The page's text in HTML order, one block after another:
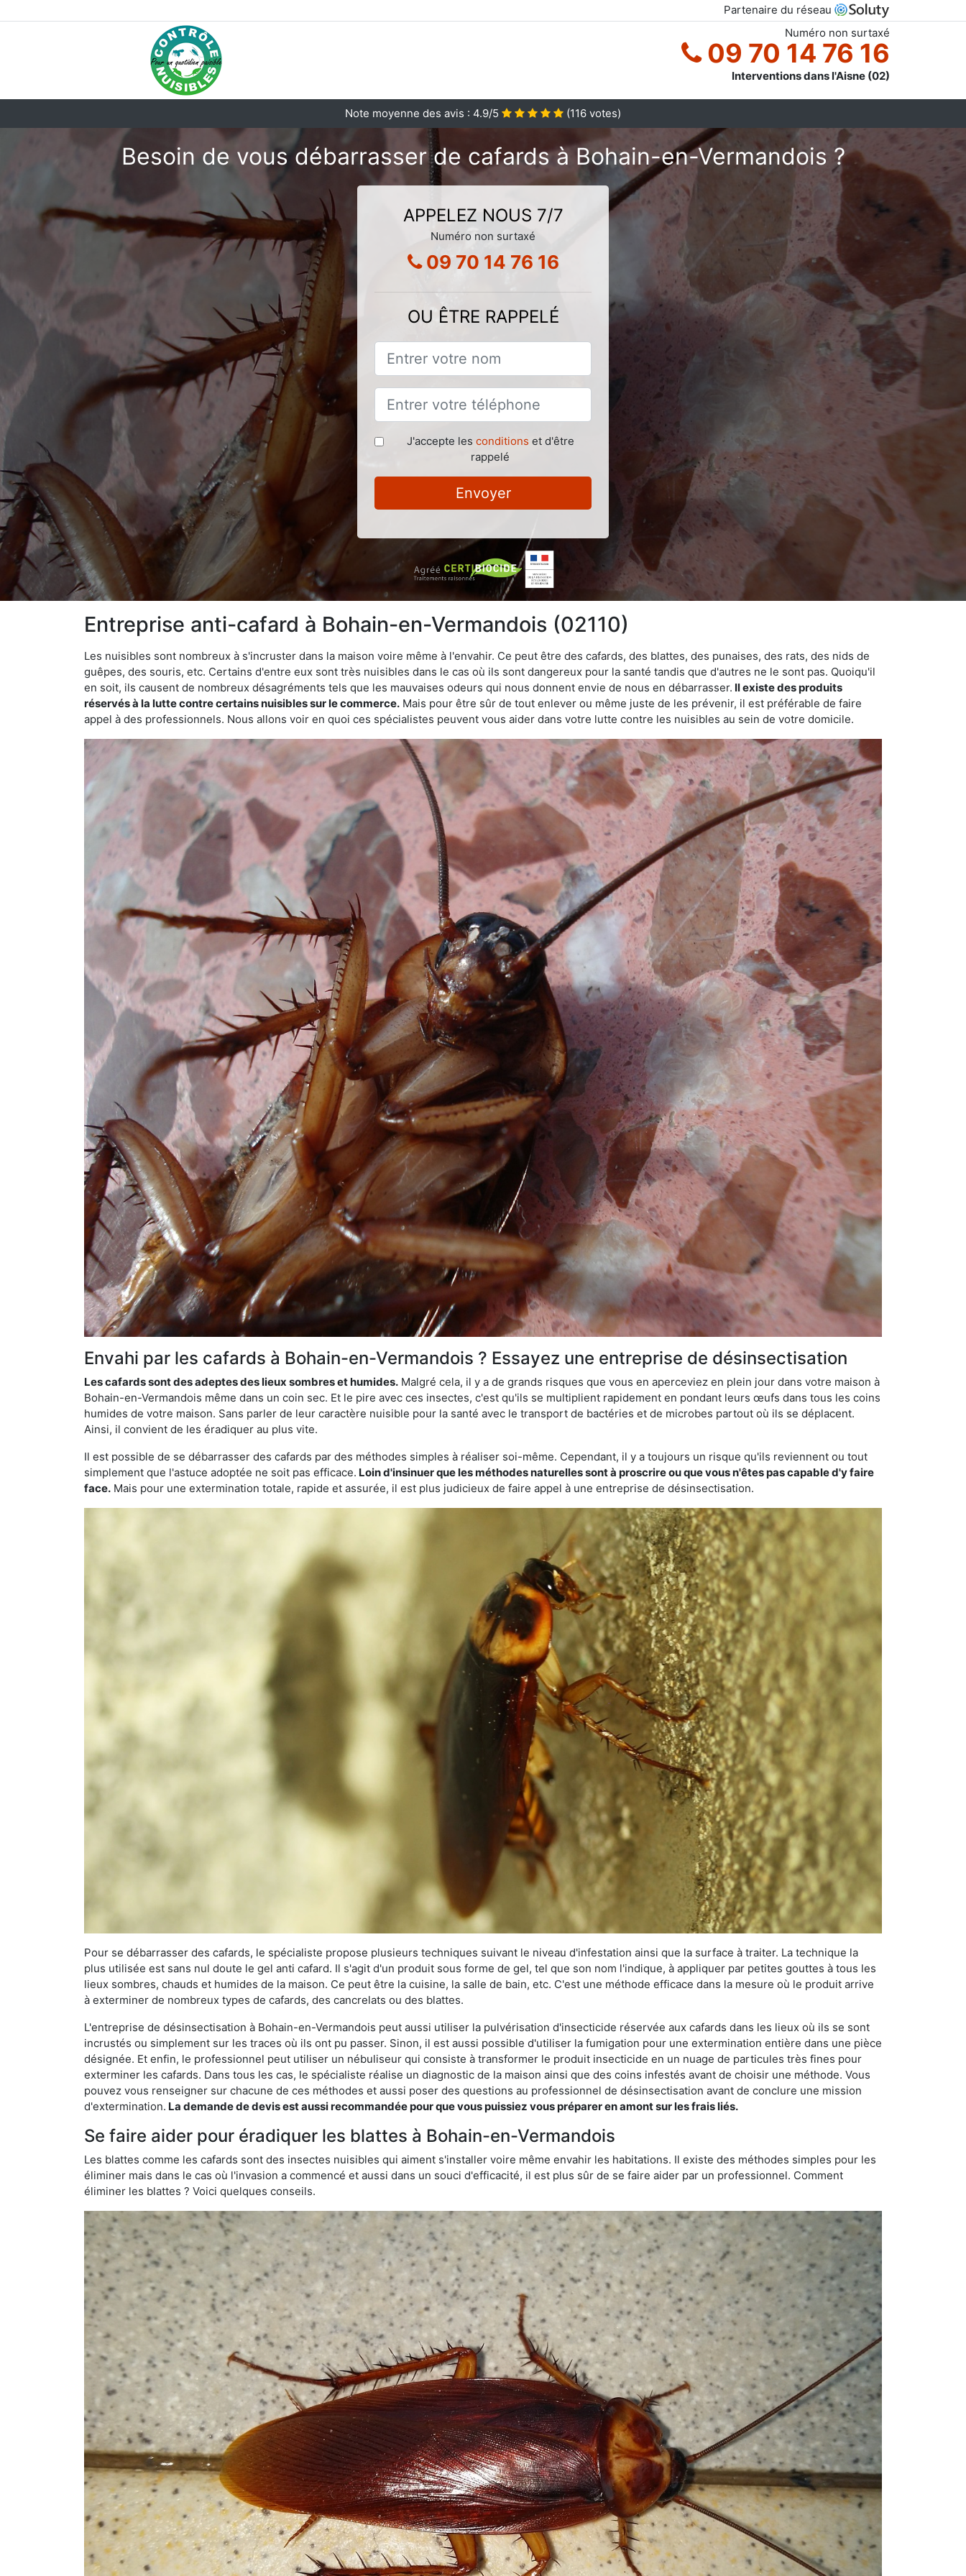
Partenaire du réseau
Numéro non surtaxé
09 70 14 76 16
Interventions dans l'Aisne (02)
Note moyenne des avis : 4.9/5 (116 votes)
Besoin de vous débarrasser de cafards à Bohain-en-Vermandois ?
APPELEZ NOUS 7/7
Numéro non surtaxé
09 70 14 76 16
OU ÊTRE RAPPELÉ
J'accepte les conditions et d'être
rappelé
Envoyer
Entreprise anti-cafard à Bohain-en-Vermandois (02110)
Les nuisibles sont nombreux à s'incruster dans la maison voire même à l'envahir. Ce peut être des cafards, des blattes, des punaises, des rats, des nids de
guêpes, des souris, etc. Certains d'entre eux sont très nuisibles dans le cas où ils sont dangereux pour la santé tandis que d'autres ne le sont pas. Quoiqu'il
en soit, ils causent de nombreux désagréments tels que les mauvaises odeurs qui nous donnent envie de nous en débarrasser. Il existe des produits
réservés à la lutte contre certains nuisibles sur le commerce. Mais pour être sûr de tout enlever ou même juste de les prévenir, il est préférable de faire
appel à des professionnels. Nous allons voir en quoi ces spécialistes peuvent vous aider dans votre lutte contre les nuisibles au sein de votre domicile.
Envahi par les cafards à Bohain-en-Vermandois ? Essayez une entreprise de désinsectisation
Les cafards sont des adeptes des lieux sombres et humides. Malgré cela, il y a de grands risques que vous en aperceviez en plein jour dans votre maison à
Bohain-en-Vermandois même dans un coin sec. Et le pire avec ces insectes, c'est qu'ils se multiplient rapidement en pondant leurs œufs dans tous les coins
humides de votre maison. Sans parler de leur caractère nuisible pour la santé avec le transport de bactéries et de microbes partout où ils se déplacent.
Ainsi, il convient de les éradiquer au plus vite.
Il est possible de se débarrasser des cafards par des méthodes simples à réaliser soi-même. Cependant, il y a toujours un risque qu'ils reviennent ou tout
simplement que l'astuce adoptée ne soit pas efficace. Loin d'insinuer que les méthodes naturelles sont à proscrire ou que vous n'êtes pas capable d'y faire
face. Mais pour une extermination totale, rapide et assurée, il est plus judicieux de faire appel à une entreprise de désinsectisation.
Pour se débarrasser des cafards, le spécialiste propose plusieurs techniques suivant le niveau d'infestation ainsi que la surface à traiter. La technique la
plus utilisée est sans nul doute le gel anti cafard. Il s'agit d'un produit sous forme de gel, tel que son nom l'indique, à appliquer par petites gouttes à tous les
lieux sombres, chauds et humides de la maison. Ce peut être la cuisine, la salle de bain, etc. C'est une méthode efficace dans la mesure où le produit arrive
à exterminer de nombreux types de cafards, des cancrelats ou des blattes.
L'entreprise de désinsectisation à Bohain-en-Vermandois peut aussi utiliser la pulvérisation d'insecticide réservée aux cafards dans les lieux où ils se sont
incrustés ou simplement sur les traces où ils ont pu passer. Sinon, il est aussi possible d'utiliser la fumigation pour une extermination entière dans une pièce
désignée. Et enfin, le professionnel peut utiliser un nébuliseur qui consiste à transformer le produit insecticide en un nuage de particules très fines pour
exterminer les cafards. Dans tous les cas, le spécialiste réalise un diagnostic de la maison ainsi que des coins infestés avant de choisir une méthode. Vous
pouvez vous renseigner sur chacune de ces méthodes et aussi poser des questions au professionnel de désinsectisation avant de conclure une mission
d'extermination. La demande de devis est aussi recommandée pour que vous puissiez vous préparer en amont sur les frais liés.
Se faire aider pour éradiquer les blattes à Bohain-en-Vermandois
Les blattes comme les cafards sont des insectes nuisibles qui aiment s'installer voire même envahir les habitations. Il existe des méthodes simples pour les
éliminer mais dans le cas où l'invasion a commencé et aussi dans un souci d'efficacité, il est plus sûr de se faire aider par un professionnel. Comment
éliminer les blattes ? Voici quelques conseils.